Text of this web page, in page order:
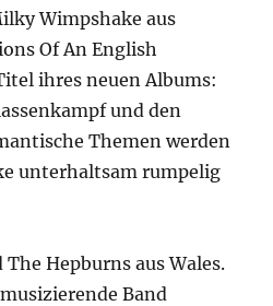
Wimpshake aus
Of An English
ihres neuen Albums:
und den
Themen werden
unterhaltsam rumpelig
Hepburns aus Wales.
Band